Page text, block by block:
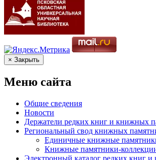
× Закрыть
Меню сайта
Общие сведения
Новости
Держатели редких книг и книжных
Региональный свод книжных
Единичные книжные
Книжные памятники-